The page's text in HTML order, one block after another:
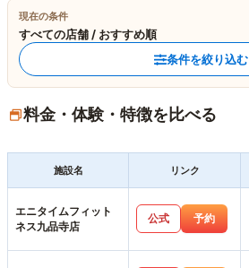
現在の条件
すべての店舗 / おすすめ順
条件を絞り込む
料金・体験・特徴を比べる
施設名 リンク
エニタイムフィット
ネス九品寺店
公式 予約